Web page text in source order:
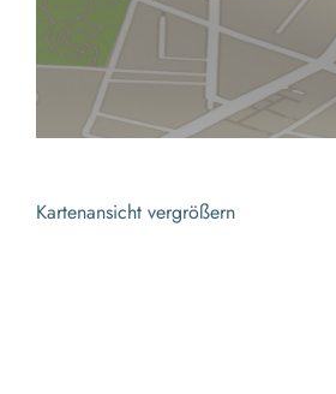
Kartenansicht vergrößern